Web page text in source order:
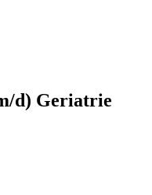
d) Geriatrie